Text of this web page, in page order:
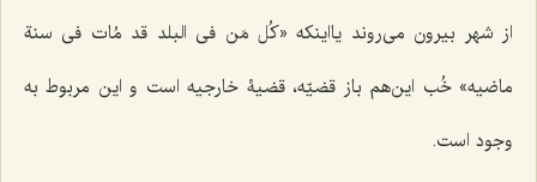
از شهر بیرون می‌روند یااینکه «کُل مَن فی البلد قد مُات فی سنة
ماضیه»خُب این‌هم باز قضیّه، قضیۀ خارجیه است و این مربوط به
وجود است.